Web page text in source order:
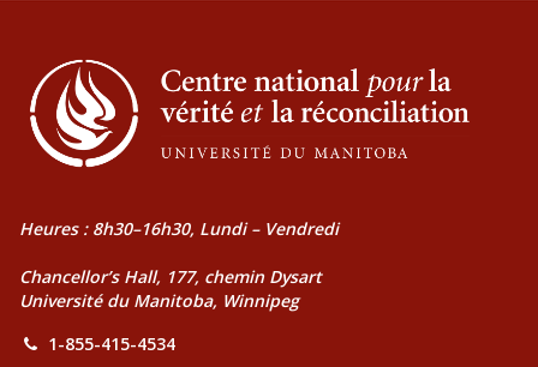
Heures : 8h30–16h30, Lundi – Vendredi
Chancellor’s Hall, 177, chemin Dysart
Université du Manitoba, Winnipeg
1-855-415-4534